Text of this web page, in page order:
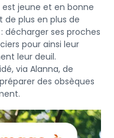
est jeune et en bonne
plus en plus de
décharger ses proches
pour ainsi leur
leur deuil.
via Alanna, de
des obsèques